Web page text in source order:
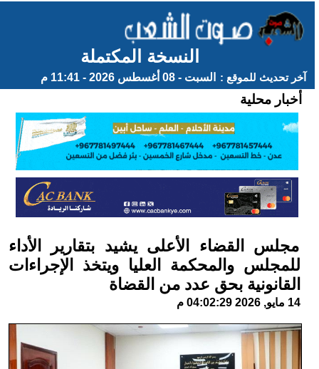
النسخة المكتملة
آخر تحديث للموقع : السبت - 08 أغسطس 2026 - 11:41 م
أخبار محلية
مجلس القضاء الأعلى يشيد بتقارير الأداء
للمجلس والمحكمة العليا ويتخذ الإجراءات
القانونية بحق عدد من القضاة
14 مايو, 2026 04:02:29 م